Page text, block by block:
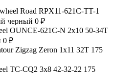
Road RPX11-621C-TT-1
черный 0 ₽
OUNCE-621C-N 2x10 50-34T
0 ₽
Zigzag Zeron 1x11 32T 175
TC-CQ2 3x8 42-32-22 175